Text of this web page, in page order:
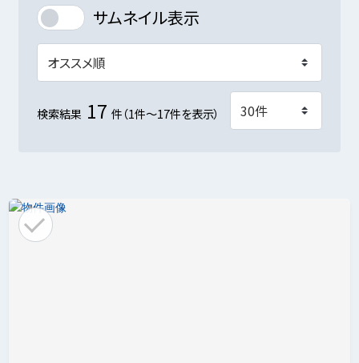
サムネイル表示
検索結果 17 件（1件～17件を表示）